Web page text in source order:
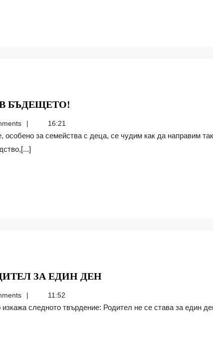
БЪДЕЩЕТО!
16:21
ЗА ЕДИН ДЕННЕ
РОДИТЕЛ
11:52